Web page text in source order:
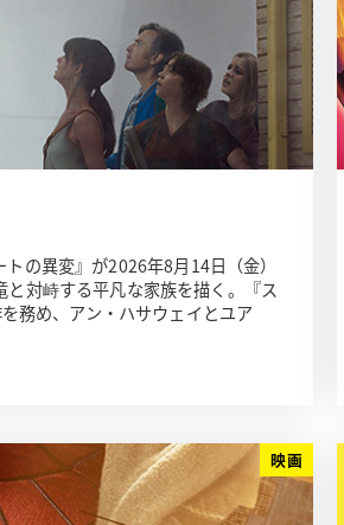
の異変』が2026年8月14日（金）
対峙する平凡な家族を描く。『ス
務め、アン・ハサウェイとユア
映画